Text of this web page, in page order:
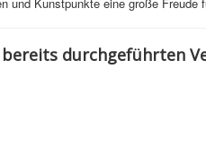
durchgeführten